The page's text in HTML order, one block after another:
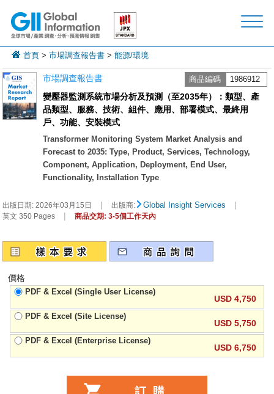
首頁 >市場調查報告書 >能源/環境
市場調查報告書 商品編碼 1986912
變壓器監測系統市場分析及預測（至2035年）：類型、產
品類型、服務、技術、組件、應用、部署模式、最終用
戶、功能、安裝模式
Transformer Monitoring System Market Analysis and
Forecast to 2035: Type, Product, Services, Technology,
Component, Application, Deployment, End User,
Functionality, Installation Type
出版日期:2026年03月15日 | 出版商: Global Insight Services |
英文 350 Pages | 商品交期: 3-5個工作天內
價格
PDF & Excel (Single User License)
USD 4,750
PDF & Excel (Site License)
USD 5,750
PDF & Excel (Enterprise License)
USD 6,750